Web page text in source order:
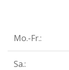
Mo.-Fr.:
Sa.: